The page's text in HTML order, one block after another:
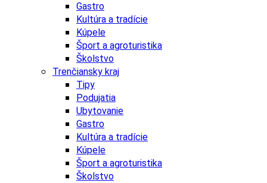
Gastro
Kultúra a tradície
Kúpele
Šport a agroturistika
Školstvo
Trenčiansky kraj
Tipy
Podujatia
Ubytovanie
Gastro
Kultúra a tradície
Kúpele
Šport a agroturistika
Školstvo